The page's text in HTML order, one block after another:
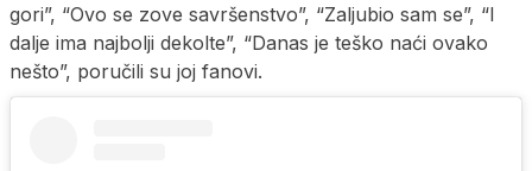
gori”, “Ovo se zove savršenstvo”, “Zaljubio sam se”, “I
dalje ima najbolji dekolte”, “Danas je teško naći ovako
nešto”, poručili su joj fanovi.